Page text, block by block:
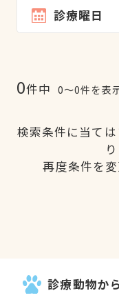
診療曜日
0件中 0〜0件を表
検索条件に当て
再度条件を変
診療動物か